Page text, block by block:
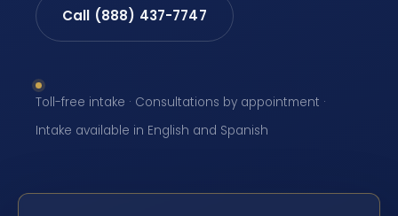
Call (888) 437-7747
Toll-free intake · Consultations by appointment ·
Intake available in English and Spanish